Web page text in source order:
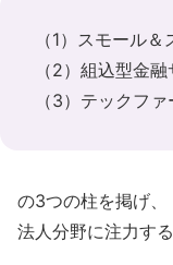
（1）スモール
（2）組込型金
（3）テックフ
の3つの柱を掲げ
法人分野に注力す